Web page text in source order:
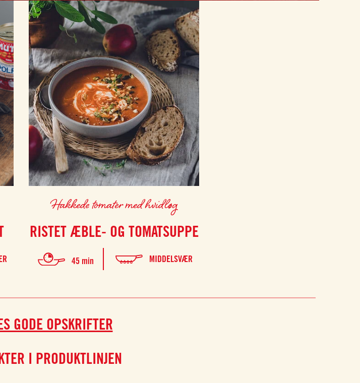
Hakkede tomater med hvidløg
RISTET ÆBLE- OG TOMATSUPPE
45 min MIDDELSVÆR
GODE OPSKRIFTER
I PRODUKTLINJEN